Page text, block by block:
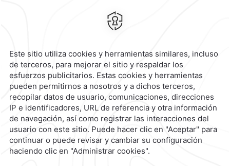
México
55 3003 0033
contacto@caminoreal.com
reservaciones@caminoreal.com